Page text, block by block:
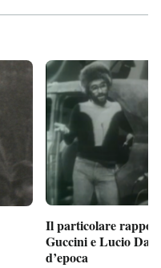
Il particolare
Guccini e Lucio
d’epoca